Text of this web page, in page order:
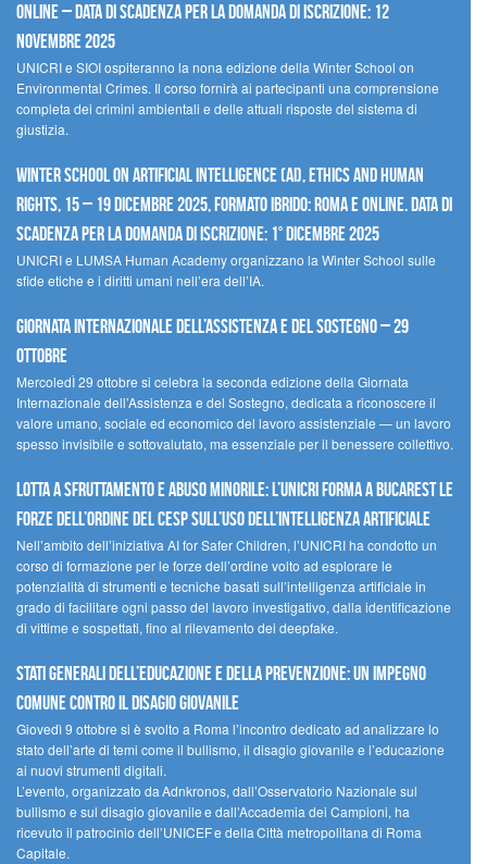
Online – Data di scadenza per la domanda di iscrizione: 12
novembre 2025
UNICRI e SIOI ospiteranno la nona edizione della Winter School on
Environmental Crimes. Il corso fornirà ai partecipanti una comprensione
completa dei crimini ambientali e delle attuali risposte del sistema di
giustizia.
Winter School on Artificial Intelligence (AI), Ethics and Human
Rights, 15 – 19 dicembre 2025, Formato Ibrido: Roma e online. Data di
scadenza per la domanda di iscrizione: 1° dicembre 2025
UNICRI e LUMSA Human Academy organizzano la Winter School sulle
sfide etiche e i diritti umani nell’era dell’IA.
Giornata internazionale dell’assistenza e del sostegno – 29
ottobre
MercoledÌ 29 ottobre si celebra la seconda edizione della Giornata
Internazionale dell’Assistenza e del Sostegno, dedicata a riconoscere il
valore umano, sociale ed economico del lavoro assistenziale — un lavoro
spesso invisibile e sottovalutato, ma essenziale per il benessere collettivo.
Lotta a sfruttamento e abuso minorile: l’UNICRI forma a Bucarest le
forze dell’ordine del CESP sull’uso dell’Intelligenza Artificiale
Nell’ambito dell’iniziativa AI for Safer Children, l’UNICRI ha condotto un
corso di formazione per le forze dell’ordine volto ad esplorare le
potenzialità di strumenti e tecniche basati sull’intelligenza artificiale in
grado di facilitare ogni passo del lavoro investigativo, dalla identificazione
di vittime e sospettati, fino al rilevamento dei deepfake.
Stati Generali dell’Educazione e della Prevenzione: un impegno
comune contro il disagio giovanile
Giovedì 9 ottobre si è svolto a Roma l’incontro dedicato ad analizzare lo
stato dell’arte di temi come il bullismo, il disagio giovanile e l’educazione
ai nuovi strumenti digitali.
L’evento, organizzato da Adnkronos, dall’Osservatorio Nazionale sul
bullismo e sul disagio giovanile e dall’Accademia dei Campioni, ha
ricevuto il patrocinio dell’UNICEF e della Città metropolitana di Roma
Capitale.